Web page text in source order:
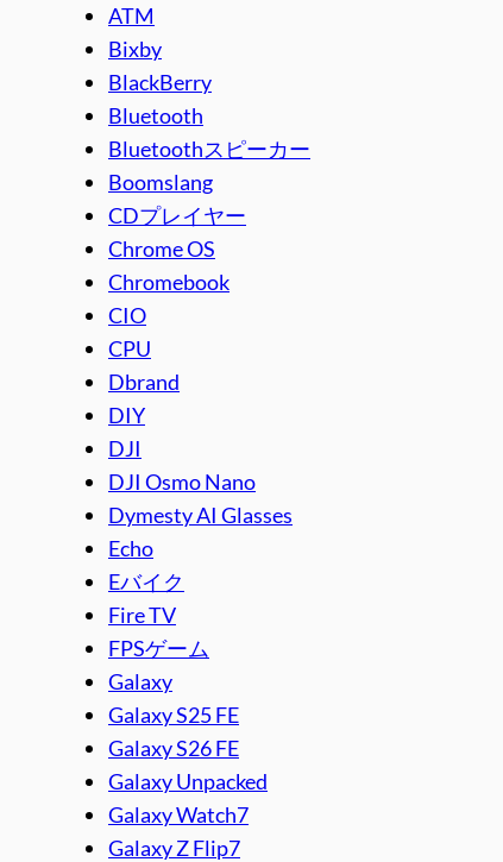
ATM
Bixby
BlackBerry
Bluetooth
Bluetoothスピーカー
Boomslang
CDプレイヤー
Chrome OS
Chromebook
CIO
CPU
Dbrand
DIY
DJI
DJI Osmo Nano
Dymesty AI Glasses
Echo
Eバイク
Fire TV
FPSゲーム
Galaxy
Galaxy S25 FE
Galaxy S26 FE
Galaxy Unpacked
Galaxy Watch7
Galaxy Z Flip7